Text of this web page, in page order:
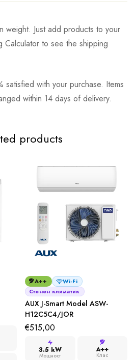
weight. Just add products to your
Calculator to see the shipping
with your purchase. Items
within 14 days of delivery.
products
A++
Wi-Fi
Стенен климатик
AUX J-Smart Model ASW-
H12C5C4/JОR
€515,00
3.5 kW
Мощност
A++
Клас